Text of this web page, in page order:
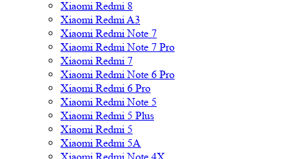
Xiaomi Redmi 8
Xiaomi Redmi A3
Xiaomi Redmi Note 7
Xiaomi Redmi Note 7 Pro
Xiaomi Redmi 7
Xiaomi Redmi Note 6 Pro
Xiaomi Redmi 6 Pro
Xiaomi Redmi Note 5
Xiaomi Redmi 5 Plus
Xiaomi Redmi 5
Xiaomi Redmi 5A